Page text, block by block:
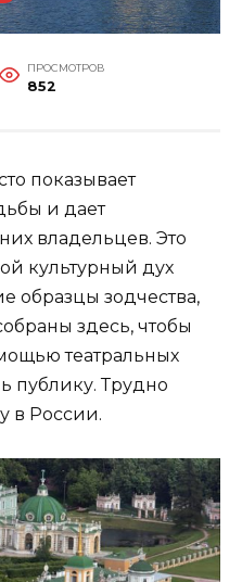
ПРОСМОТРОВ
852
показывает
и дает
владельцев. Это
культурный дух
образцы зодчества,
здесь, чтобы
театральных
публику. Трудно
в России.